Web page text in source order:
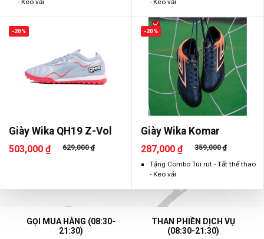
Giày Wika QH19 Z-Vol
503,000 ₫ 629,000 ₫
-20%
Giày Wika Komar
287,000 ₫ 359,000 ₫
-20%
Tặng Combo Túi rút - Tất thể thao
- Keo vải
GỌI MUA HÀNG (08:30-
21:30)
THAN PHIỀN DỊCH VỤ
(08:30-21:30)